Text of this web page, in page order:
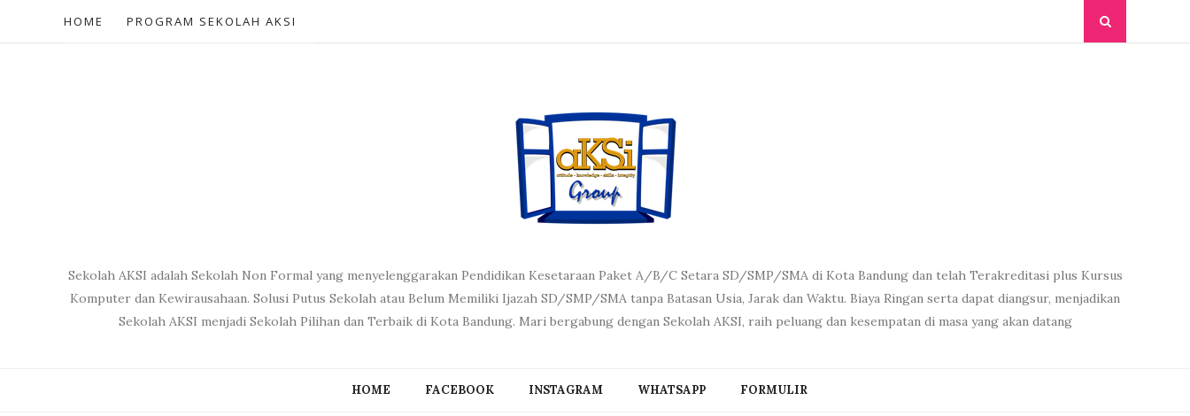
HOME PROGRAM SEKOLAH AKSI
Sekolah AKSI adalah Sekolah Non Formal yang menyelenggarakan Pendidikan Kesetaraan Paket A/B/C Setara SD/SMP/SMA di Kota Bandung dan telah Terakreditasi plus Kursus
Komputer dan Kewirausahaan. Solusi Putus Sekolah atau Belum Memiliki Ijazah SD/SMP/SMA tanpa Batasan Usia, Jarak dan Waktu. Biaya Ringan serta dapat diangsur, menjadikan
Sekolah AKSI menjadi Sekolah Pilihan dan Terbaik di Kota Bandung. Mari bergabung dengan Sekolah AKSI, raih peluang dan kesempatan di masa yang akan datang
HOME FACEBOOK INSTAGRAM WHATSAPP FORMULIR